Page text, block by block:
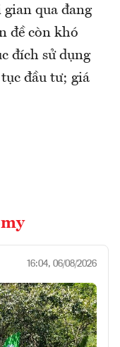
qua đang
đề còn khó
đích sử dụng
đầu tư; giá
16:04, 06/08/2026